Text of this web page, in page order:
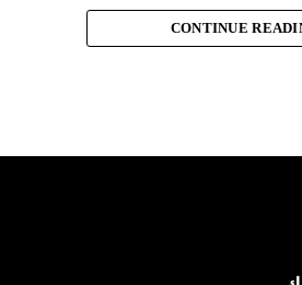
الإيراني الذي حقق لقبين في
سبورت الفيليبيني الذي حقق لقباً
CONTINUE